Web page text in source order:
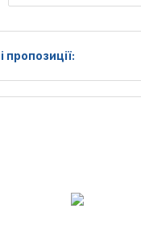
пропозиції: